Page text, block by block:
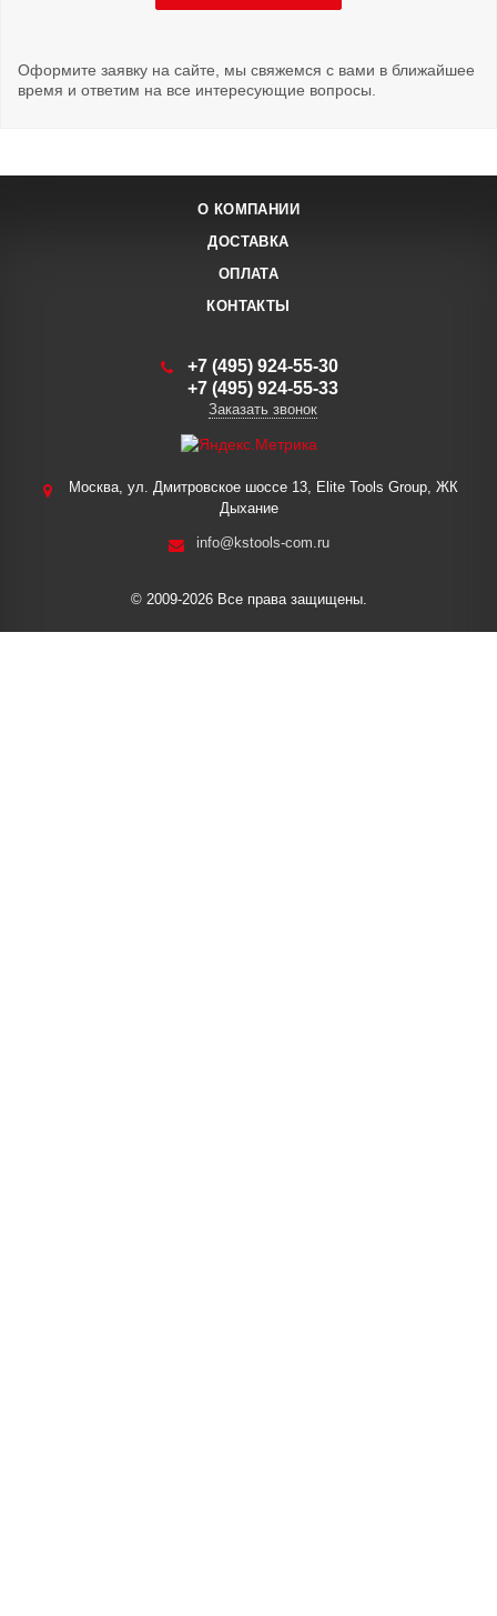
Оформите заявку на сайте, мы свяжемся с вами в ближайшее
время и ответим на все интересующие вопросы.
О КОМПАНИИ
ДОСТАВКА
ОПЛАТА
КОНТАКТЫ
+7 (495) 924-55-30
+7 (495) 924-55-33
Заказать звонок
Москва, ул. Дмитровское шоссе 13, Elite Tools Group, ЖК
Дыхание
info@kstools-com.ru
© 2009-2026 Все права защищены.